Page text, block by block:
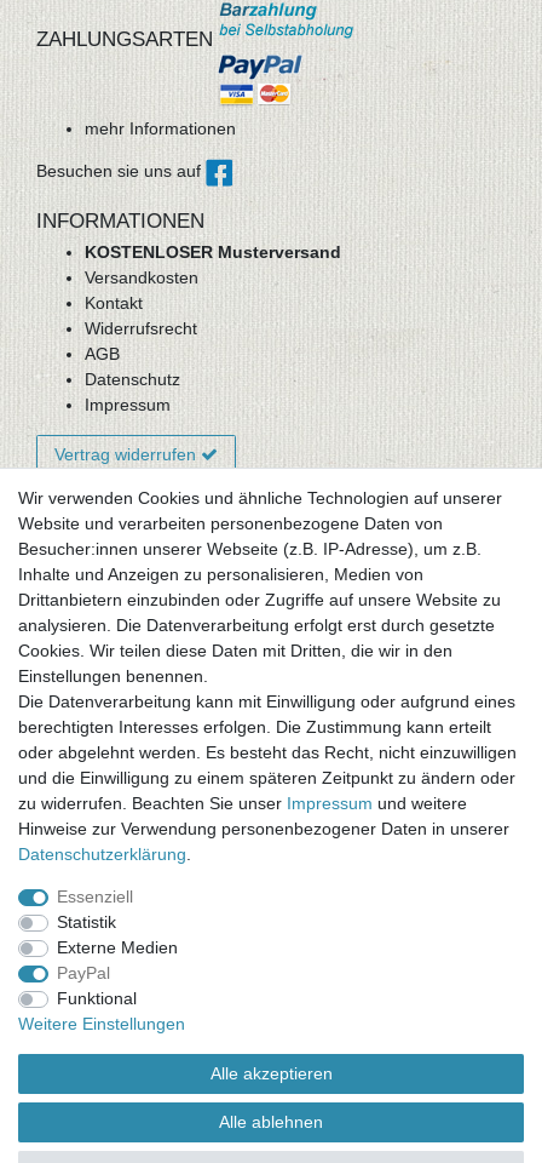
ZAHLUNGSARTEN
mehr Informationen
Besuchen sie uns auf
INFORMATIONEN
KOSTENLOSER Musterversand
Versandkosten
Kontakt
Widerrufsrecht
AGB
Datenschutz
Impressum
Vertrag widerrufen
Newsletter-Anmeldung
FAQ / Fragen
Mein Warenkorb
Mein Merkzettel
Mein Konto
UNSER LADENGESCHÄFT
Gottlieb-Daimler-Str. 10
33334 Gütersloh
ÖFFNUNGSZEITEN
Montag - Dienstag: 8.00 - 18.00 Uhr, Mittwoch Ruhetag,
Donnerstag: 8.00 - 18.00 Uhr, Freitag 8.00 - 14.00 Uhr
KUNDENSERVICE
Telefon: (05241) 403 22 38
E-Mail: info@stoffamstueck.de
Alle Preise inklusive gesetzlicher Mehrwertsteuer und
zuzüglichVersandkosten. * Pflichtfeld
Wir verwenden Cookies und ähnliche Technologien auf unserer
Website und verarbeiten personenbezogene Daten von
Besucher:innen unserer Webseite (z.B. IP-Adresse), um z.B.
Inhalte und Anzeigen zu personalisieren, Medien von
Drittanbietern einzubinden oder Zugriffe auf unsere Website zu
analysieren. Die Datenverarbeitung erfolgt erst durch gesetzte
Cookies. Wir teilen diese Daten mit Dritten, die wir in den
Einstellungen benennen.
Die Datenverarbeitung kann mit Einwilligung oder aufgrund eines
berechtigten Interesses erfolgen. Die Zustimmung kann erteilt
oder abgelehnt werden. Es besteht das Recht, nicht einzuwilligen
und die Einwilligung zu einem späteren Zeitpunkt zu ändern oder
zu widerrufen. Beachten Sie unser Impressum und weitere
Hinweise zur Verwendung personenbezogener Daten in unserer
Daten­schutz­erklärung
Essenziell
Statistik
Externe Medien
PayPal
Funktional
Weitere Einstellungen
Alle akzeptieren
Alle ablehnen